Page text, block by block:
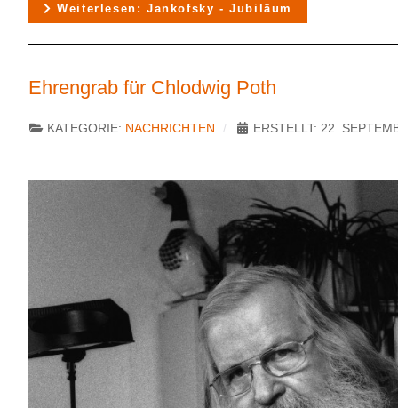
Weiterlesen: Jankofsky - Jubiläum
Ehrengrab für Chlodwig Poth
KATEGORIE: NACHRICHTEN ERSTELLT: 22.